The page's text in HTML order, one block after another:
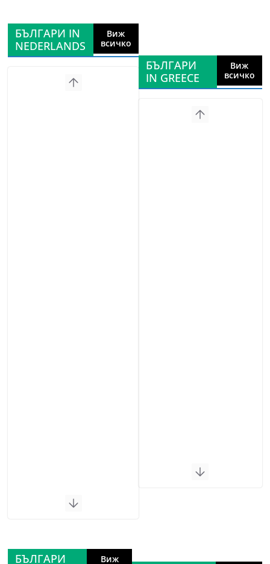
БЪЛГАРИ IN
NEDERLANDS
Виж
всичко
БЪЛГАРИ
IN GREECE
Виж
всичко
БЪЛГАРИ
Виж